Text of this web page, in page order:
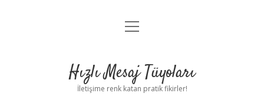
Anasayfa
Yasal Uyarı
menüyü
Hızlı Mesaj Tüyoları
İletişime renk katan pratik fikirler!